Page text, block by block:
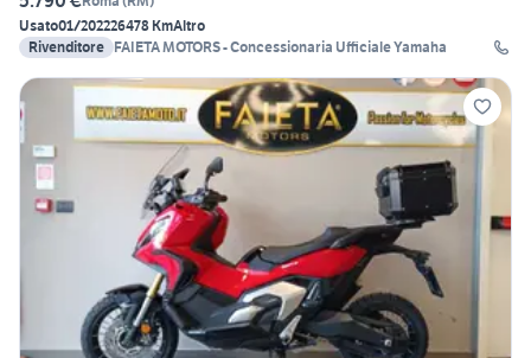
Usato01/202226478 KmAltro
Rivenditore FAIETA MOTORS - Concessionaria Ufficiale Yamaha